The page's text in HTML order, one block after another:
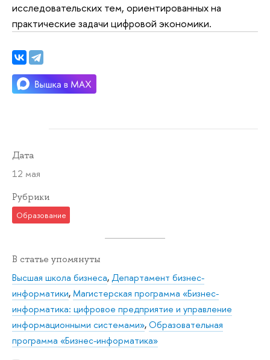
исследовательских тем, ориентированных на
практические задачи цифровой экономики.
Дата
12 мая
Рубрики
Образование
В статье упомянуты
Высшая школа бизнеса,Департамент бизнес-
информатики,Магистерская программа «Бизнес-
информатика: цифровое предприятие и управление
информационными системами»,Образовательная
программа «Бизнес-информатика»